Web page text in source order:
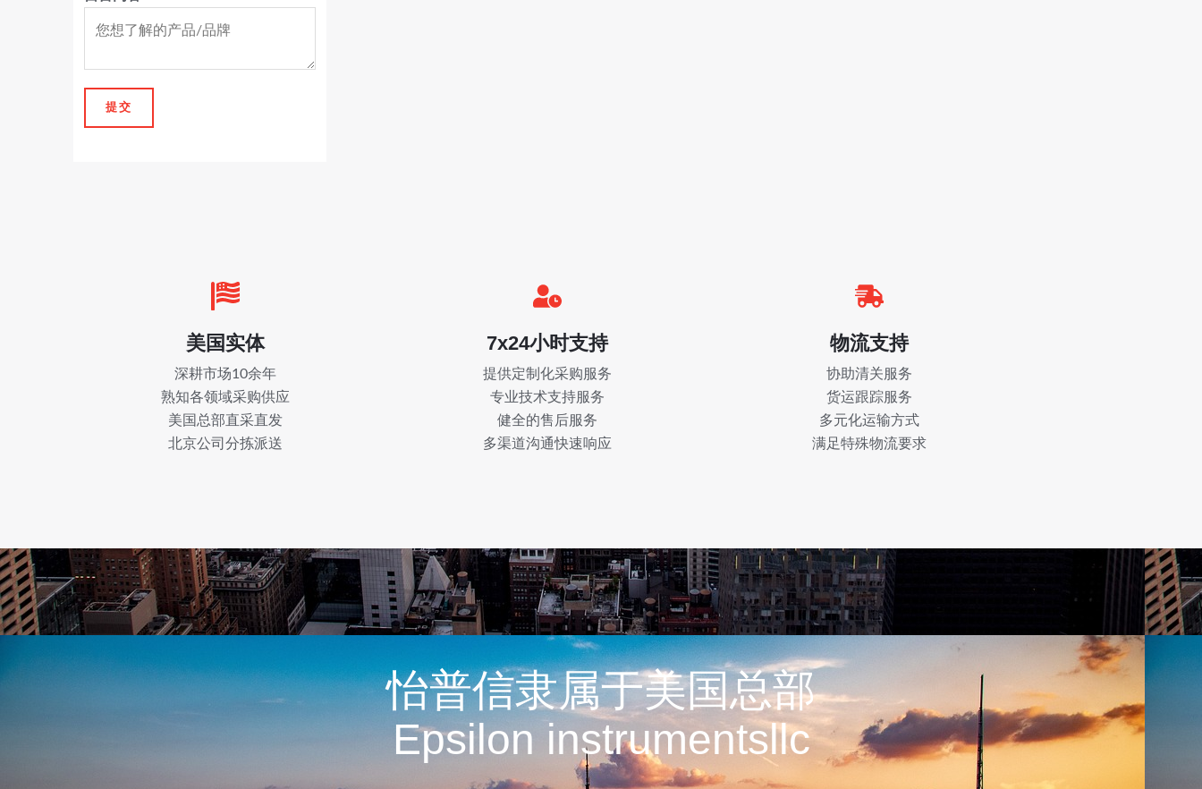
提交
美国实体
深耕市场10余年
熟知各领域采购供应
美国总部直采直发
北京公司分拣派送
7x24小时支持
提供定制化采购服务
专业技术支持服务
健全的售后服务
多渠道沟通快速响应
物流支持
协助清关服务
货运跟踪服务
多元化运输方式
满足特殊物流要求
怡普信隶属于美国总部
Epsilon instrumentsllc